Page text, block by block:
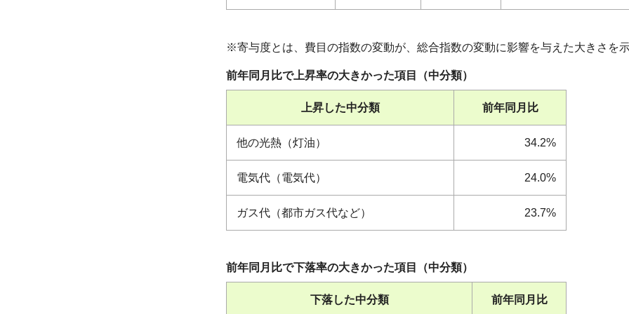
※寄与度とは、費目の指数の変動が、総合指数の変動に影響を与えた大きさを示
前年同月比で上昇率の大きかった項目（中分類）
上昇した中分類 前年同月比
他の光熱（灯油） 34.2%
電気代（電気代） 24.0%
ガス代（都市ガス代など） 23.7%
前年同月比で下落率の大きかった項目（中分類）
下落した中分類 前年同月比